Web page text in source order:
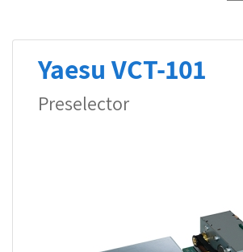
Yaesu VCT-101
Preselector